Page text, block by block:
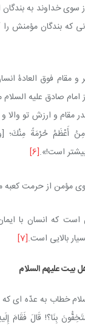
سوی خداوند به
كه بندگان مؤمنش را
و مقام فوق العادۀ
صادق علیه
مقام و ارزش تو
أَعْظَمُ حُرْمَةً
است!».[6]
مؤمن از حرمت كعبه
است كه انسان با
بالایی است.[7]
بیت علیهم السلام
خطاب به عدّه ای
بِنَا؟! قَالَ فَقَامَ